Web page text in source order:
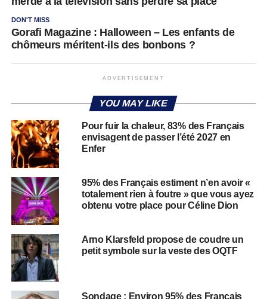
DON'T MISS
Gorafi Magazine : Halloween – Les enfants de
chômeurs méritent-ils des bonbons ?
ADVERTISEMENT
YOU MAY LIKE
Pour fuir la chaleur, 83% des Français
envisagent de passer l’été 2027 en
Enfer
95% des Français estiment n’en avoir «
totalement rien à foutre » que vous ayez
obtenu votre place pour Céline Dion
Arno Klarsfeld propose de coudre un
petit symbole sur la veste des OQTF
Sondage : Environ 95% des Français